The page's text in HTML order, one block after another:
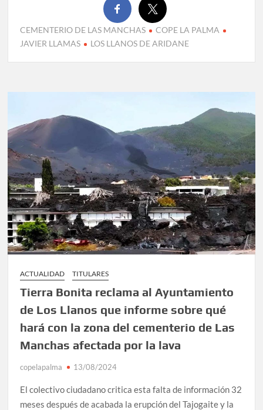
CEMENTERIO DE LAS MANCHAS
COPE LA PALMA
JAVIER LLAMAS
LOS LLANOS DE ARIDANE
ACTUALIDAD TITULARES
Tierra Bonita reclama al Ayuntamiento
de Los Llanos que informe sobre qué
hará con la zona del cementerio de Las
Manchas afectada por la lava
copelapalma 13/08/2024
El colectivo ciudadano critica esta falta de información 32
meses después de acabada la erupción del Tajogaite y la